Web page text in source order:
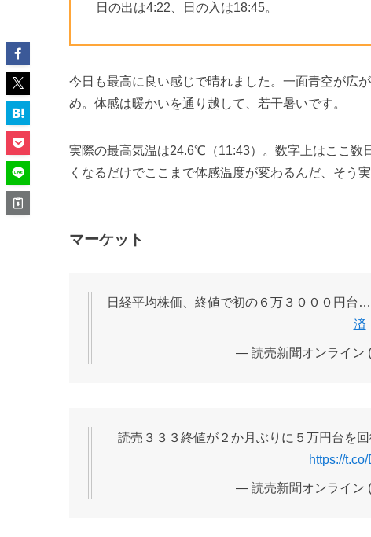
日の出は4:22、日の入は18:45。
今日も最高に良い感じで晴れました。一面青空が広
め。体感は暖かいを通り越して、若干暑いです。
実際の最高気温は24.6℃（11:43）。数字上はここ数
くなるだけでここまで体感温度が変わるんだ、そう
マーケット
日経平均株価、終値で初の６万３０００円台
済
— 読売新聞オンライン
読売３３３終値が２か月ぶりに５万円台を
https://
— 読売新聞オンライン